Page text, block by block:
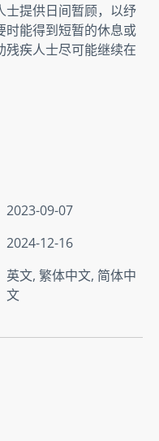
士提供日间暂顾，以纾
时能得到短暂的休息或
残疾人士尽可能继续在
2023-09-07
2024-12-16
英文, 繁体中文, 简体中
文